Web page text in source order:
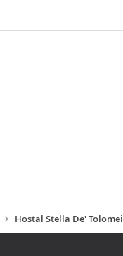
Hostal Stella De' Tolomei